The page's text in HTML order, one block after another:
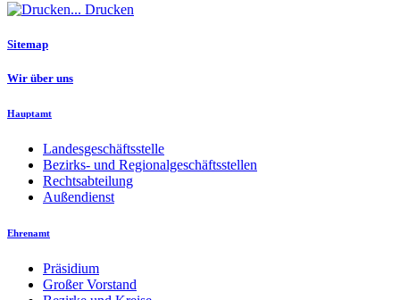
Drucken
Sitemap
Wir über uns
Hauptamt
Landesgeschäftsstelle
Bezirks- und Regionalgeschäftsstellen
Rechtsabteilung
Außendienst
Ehrenamt
Präsidium
Großer Vorstand